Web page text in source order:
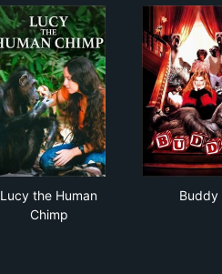
Lucy the Human
Chimp
Buddy